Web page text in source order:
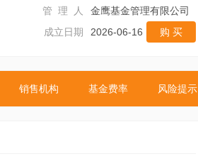
管 理 人
金鹰基金管理有限公司
成立日期
2026-06-16 购 买
销售机构 基金费率 风险提示